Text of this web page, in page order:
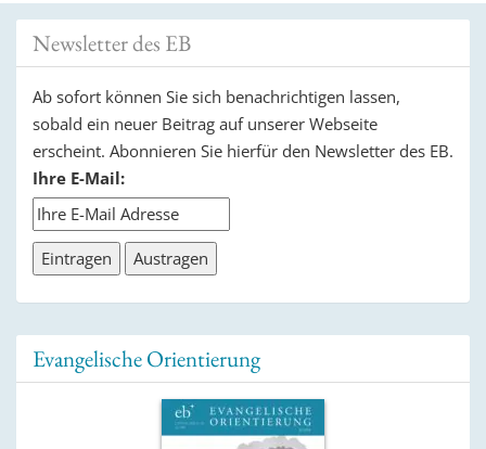
Newsletter des EB
Ab sofort können Sie sich benachrichtigen lassen,
sobald ein neuer Beitrag auf unserer Webseite
erscheint. Abonnieren Sie hierfür den Newsletter des EB.
Ihre E-Mail:
Evangelische Orientierung